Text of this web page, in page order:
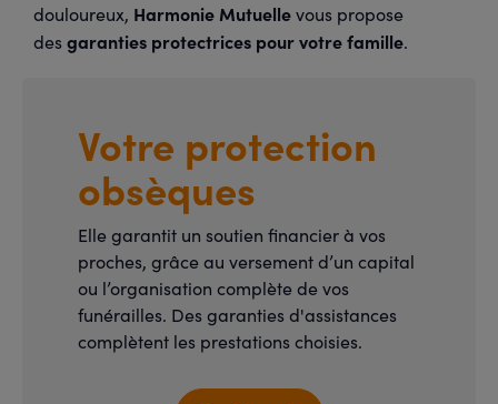
douloureux, Harmonie Mutuellevous propose
desgaranties protectrices pour votre famille.
Votre protection
obsèques
Elle garantit un soutien financier à vos
proches, grâce au versement d’un capital
ou l’organisation complète de vos
funérailles. Des garanties d'assistances
complètent les prestations choisies.